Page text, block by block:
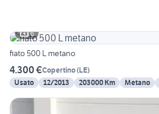
6
fiato 500 L metano
4.300 €Copertino(LE)
Usato
12/2013 203000 Km Metano